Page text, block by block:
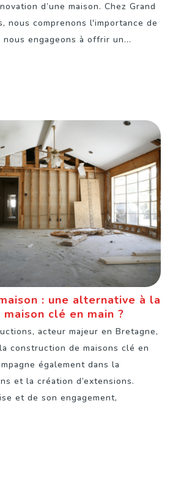
d’une maison. Chez Grand
nous comprenons l'importance de
engageons à offrir un...
: une alternative à la
clé en main ?
acteur majeur en Bretagne,
construction de maisons clé en
également dans la
et la création d’extensions.
et de son engagement,